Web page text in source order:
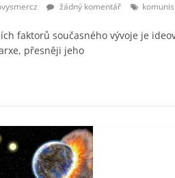
žádný komentář
faktorů současného vývoje je
přesněji jeho